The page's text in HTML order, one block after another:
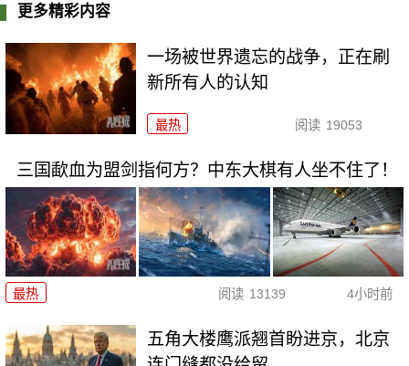
更多精彩内容
一场被世界遗忘的战争，正在刷
新所有人的认知
最热 阅读 19053
三国歃血为盟剑指何方？中东大棋有人坐不住了！
最热 阅读 13139 4小时前
五角大楼鹰派翘首盼进京，北京